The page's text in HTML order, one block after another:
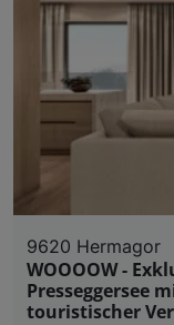
9620 Hermagor
WOOOOW -
Presseggersee
touristischer